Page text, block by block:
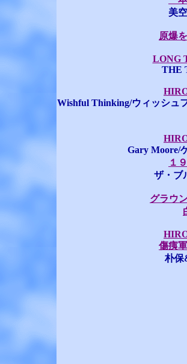
美
原爆
LONG
THE
Wishful Thinking/ウィッシュ
Gary Moore/
１
ザ・ブ
グラウ
傷痍
朴保